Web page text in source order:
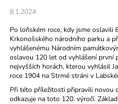
8.1.2024
Po loňském roce, kdy jsme oslavili
Krkonošského národního parku a
vyhlášenému Národním
oslavou 120 let od vyhlášení první
nejvyšších horách, kterou vyhlásil
roce 1904 na Strmé stráni v
Při této příležitosti připravili novou
odkazuje na toto 120. výročí.
o
p
o
t
ř
e
b